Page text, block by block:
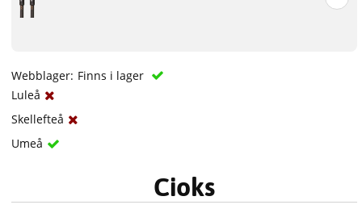
Webblager: Finns i lager
Luleå
Skellefteå
Umeå
Cioks